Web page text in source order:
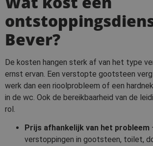
Bever?
De kosten hangen sterk af van het type
ernst ervan. Een verstopte gootsteen
werk dan een rioolprobleem of een
in de wc. Ook de bereikbaarheid van de
rol.
Prijs afhankelijk van het probleem
verstoppingen in gootsteen, toilet,